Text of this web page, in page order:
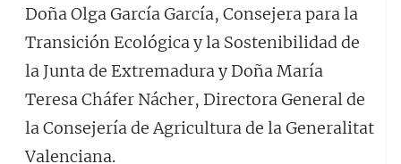
Doña Olga García García, Consejera para la
Transición Ecológica y la Sostenibilidad de
la Junta de Extremadura y Doña María
Teresa Cháfer Nácher, Directora General de
la Consejería de Agricultura de la Generalitat
Valenciana.